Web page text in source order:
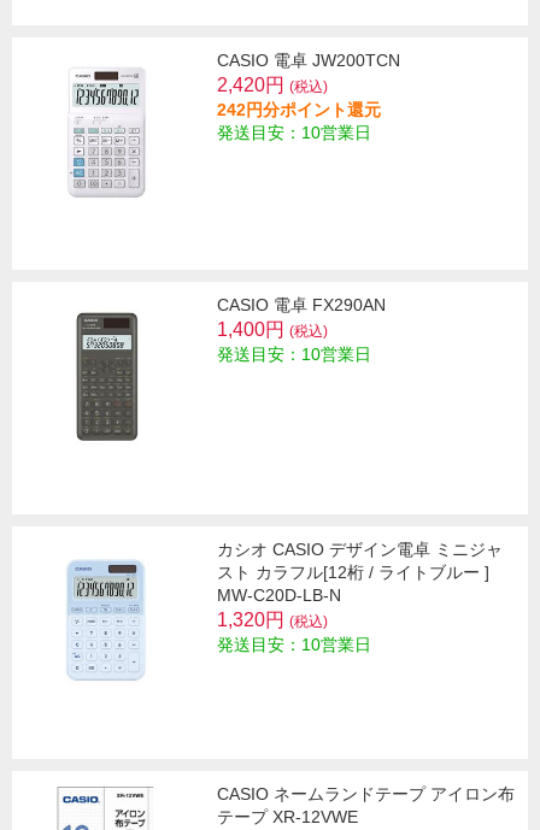
CASIO 電卓 JW200TCN
2,420円 (税込)
242円分ポイント還元
発送目安：10営業日
CASIO 電卓 FX290AN
1,400円 (税込)
発送目安：10営業日
カシオ CASIO デザイン電卓 ミニジャ
スト カラフル[12桁 / ライトブルー ]
MW-C20D-LB-N
1,320円 (税込)
発送目安：10営業日
CASIO ネームランドテープ アイロン布
テープ XR-12VWE